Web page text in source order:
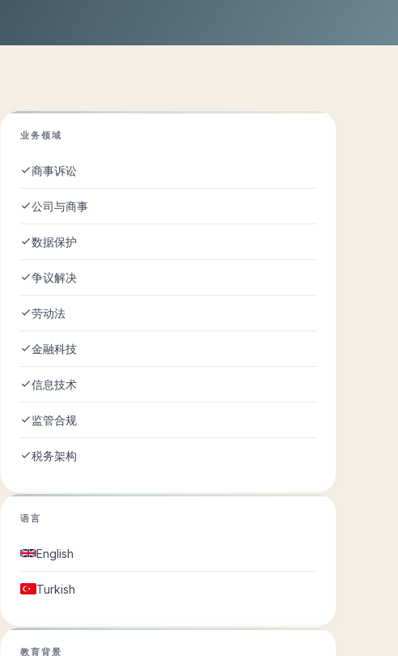
业务领域
商事诉讼
公司与商事
数据保护
争议解决
劳动法
金融科技
信息技术
监管合规
税务架构
语言
English
Turkish
教育背景